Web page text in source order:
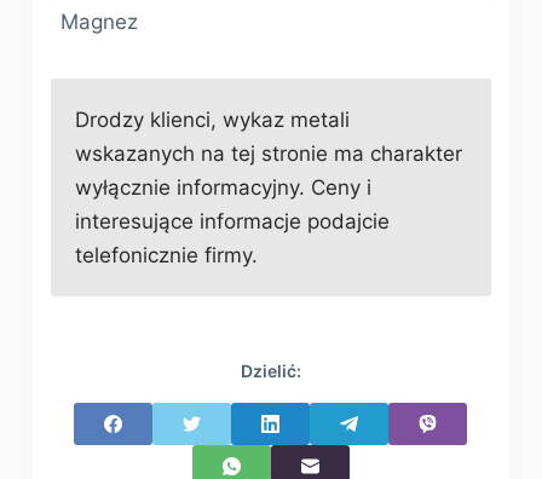
Magnez
Drodzy klienci, wykaz metali
wskazanych na tej stronie ma charakter
wyłącznie informacyjny. Ceny i
interesujące informacje podajcie
telefonicznie firmy.
Dzielić: